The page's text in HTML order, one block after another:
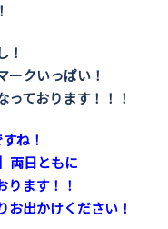
！
ークいっぱい！
ております！！！
ね！
両日ともに
ります！！
お出かけください！